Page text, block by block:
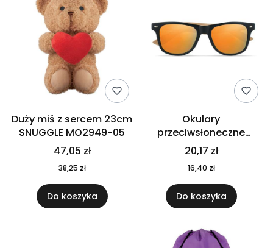
Duży miś z sercem 23cm
SNUGGLE MO2949-05
47,05 zł
38,25 zł
Do koszyka
Okulary
przeciwsłoneczne
CALIFORNIA TOUCH
MO9617-10
20,17 zł
16,40 zł
Do koszyka